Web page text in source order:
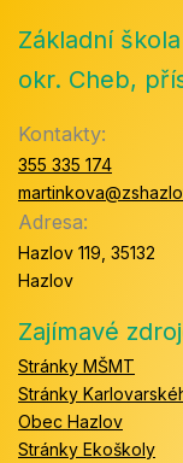
Základní
okr. Cheb,
Kontakty:
355 335 174
Adresa:
Hazlov 119, 35132
Hazlov
Zajímavé
Stránky MŠMT
Stránky
Obec Hazlov
Stránky Ekoškoly